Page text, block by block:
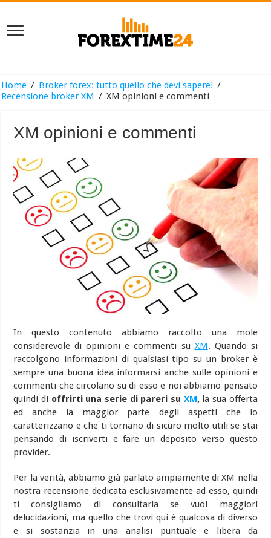
Home / Broker forex: tutto quello che devi sapere! /
Recensione broker XM / XM opinioni e commenti
XM opinioni e commenti
In questo contenuto abbiamo raccolto una mole
considerevole di opinioni e commenti su XM. Quando si
raccolgono informazioni di qualsiasi tipo su un broker è
sempre una buona idea informarsi anche sulle opinioni e
commenti che circolano su di esso e noi abbiamo pensato
quindi di offrirti una serie di pareri su XM,la sua offerta
ed anche la maggior parte degli aspetti che lo
caratterizzano e che ti tornano di sicuro molto utili se stai
pensando di iscriverti e fare un deposito verso questo
provider.
Per la verità, abbiamo già parlato ampiamente di XM nella
nostra recensione dedicata esclusivamente ad esso, quindi
ti consigliamo di consultarla se vuoi maggiori
delucidazioni, ma quello che trovi qui è qualcosa di diverso
e si sostanzia in una analisi puntuale e libera da